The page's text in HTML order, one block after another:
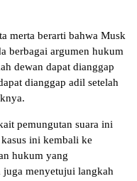
merta berarti bahwa Musk
berbagai argumen hukum
dewan dapat dianggap
dianggap adil setelah
pemungutan suara ini
ini kembali ke
hukum yang
juga menyetujui langkah